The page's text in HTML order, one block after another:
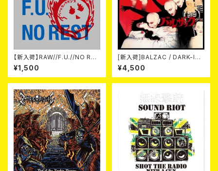
【新入荷】RAW//F.U.//NO RES
T / 3way split EP ハード ラッ
ク ダンス (CD)
¥1,500
[新入荷]BALZAC / DARK-IS
M -20th Anniversary Comp
ilation- (2CD)
¥4,500